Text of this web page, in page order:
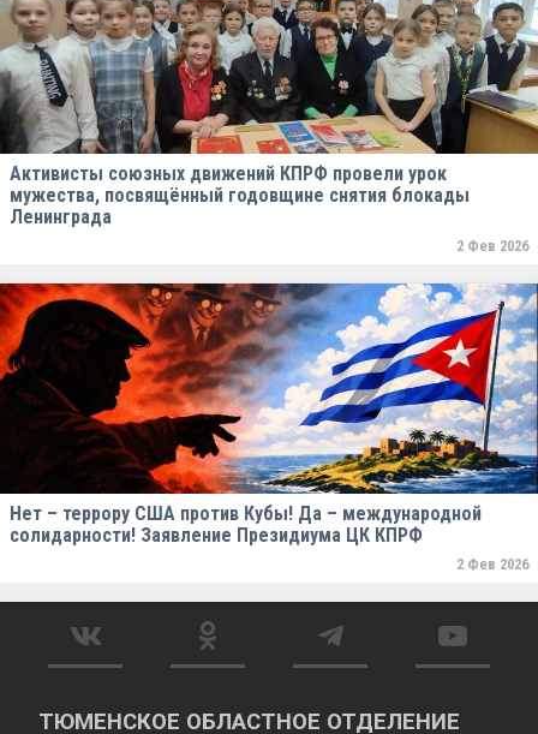
Активисты союзных движений КПРФ провели урок
мужества, посвящённый годовщине снятия блокады
Ленинграда
2 Фев 2026
Нет – террору США против Кубы! Да – международной
солидарности! Заявление Президиума ЦК КПРФ
2 Фев 2026
ТЮМЕНСКОЕ ОБЛАСТНОЕ ОТДЕЛЕНИЕ